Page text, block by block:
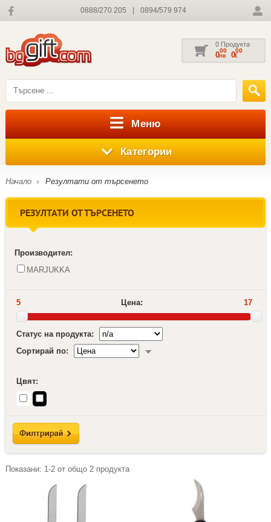
0888/270 205 0894/579 974
0 Продукта
000
лв 000
€
Меню
Категории
Начало Резултати от търсенето
РЕЗУЛТАТИ ОТ ТЪРСЕНЕТО
Производител:
MARJUKKA
5 Цена: 17
Статус на продукта:
Сортирай по:
Цвят:
Показани: 1-2от общо 2продукта